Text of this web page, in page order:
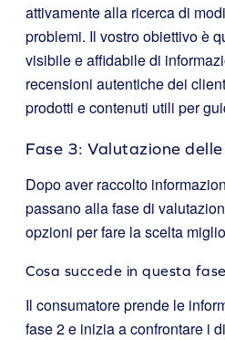
attivamente alla ricerca di
problemi. Il vostro obiettivo è
visibile e affidabile di
recensioni autentiche dei
prodotti e contenuti utili per
Fase 3: Valutazione
Dopo aver raccolto
passano alla fase di
opzioni per fare la scelta
Cosa succede in questa
Il consumatore prende le
fase 2 e inizia a confrontare i